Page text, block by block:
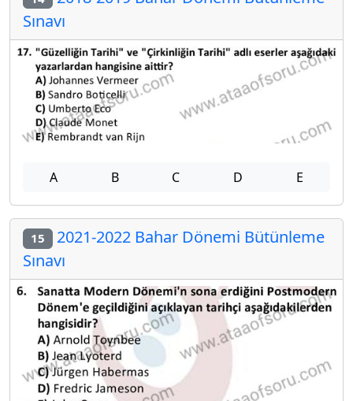
Sınavı
A B C D E
15 2021-2022 Bahar Dönemi Bütünleme
Sınavı